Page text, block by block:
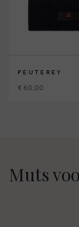
PEUTEREY
€ 60,00
Muts